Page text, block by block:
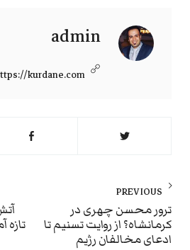
admin
kurdane.com
راهبری
نوشته
PREVIOUS
Previous
post:
ترور محسن چهری در
کرمانشاه؟ از روایت تسنیم تا
ادعای مخالفان رژیم
تازه